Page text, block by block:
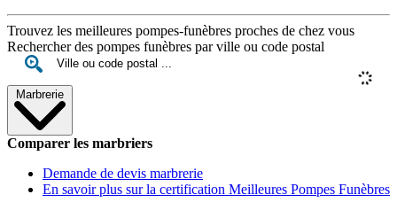
Trouvez les meilleures pompes-funèbres proches de chez vous
Rechercher des pompes funèbres par ville ou code postal
Marbrerie
Comparer les marbriers
Demande de devis marbrerie
En savoir plus sur la certification Meilleures Pompes Funèbres